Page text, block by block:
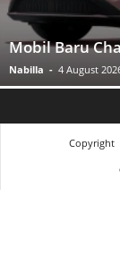
Mobil Baru
Nabilla - 4 August
Copyright